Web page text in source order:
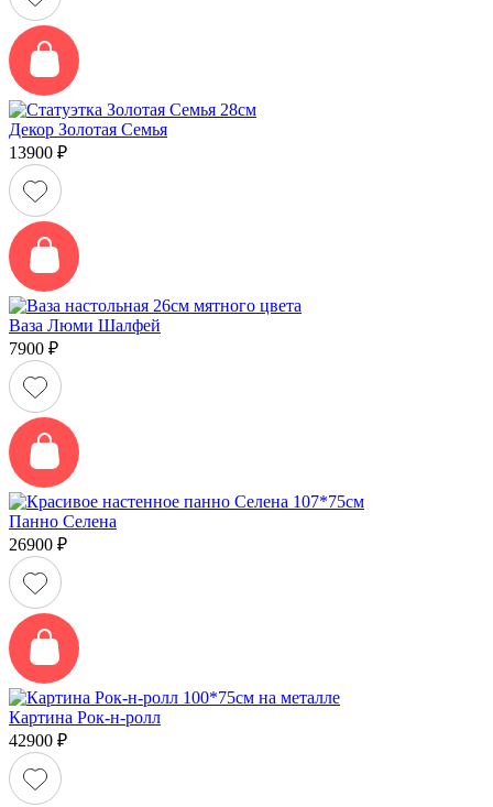
Декор Золотая Семья
13900 ₽
Ваза Люми Шалфей
7900 ₽
Панно Селена
26900 ₽
Картина Рок-н-ролл
42900 ₽